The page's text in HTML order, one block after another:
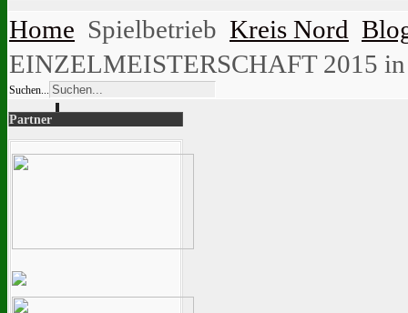
Home Spielbetrieb Kreis Nord
EINZELMEISTERSCHAFT 2015
Suchen...
Partner